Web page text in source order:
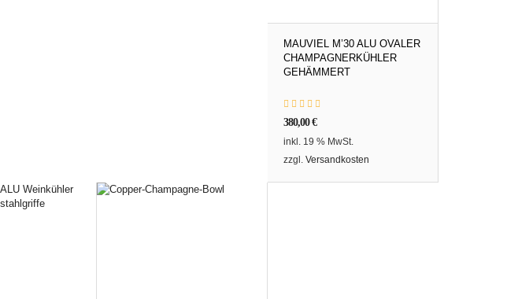
MAUVIEL M’30 ALU OVALER
CHAMPAGNERKÜHLER
GEHÄMMERT
380,00€
inkl. 19 % MwSt.
zzgl. Versandkosten